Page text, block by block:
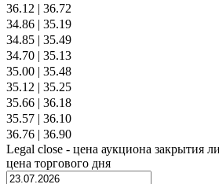
36.12 | 36.72
34.86 | 35.19
34.85 | 35.49
34.70 | 35.13
35.00 | 35.48
35.12 | 35.25
35.66 | 36.18
35.57 | 36.10
36.76 | 36.90
Legal close - цена аукциона закрытия
цена торгового дня